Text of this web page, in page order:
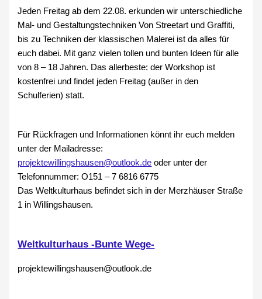
Jeden Freitag ab dem 22.08. erkunden wir unterschiedliche
Mal- und Gestaltungstechniken Von Streetart und Graffiti,
bis zu Techniken der klassischen Malerei ist da alles für
euch dabei. Mit ganz vielen tollen und bunten Ideen für alle
von 8 – 18 Jahren. Das allerbeste: der Workshop ist
kostenfrei und findet jeden Freitag (außer in den
Schulferien) statt.
Für Rückfragen und Informationen könnt ihr euch melden
unter der Mailadresse:
projektewillingshausen@outlook.de oder unter der
Telefonnummer: O151 – 7 6816 6775
Das Weltkulturhaus befindet sich in der Merzhäuser Straße
1 in Willingshausen.
Weltkulturhaus -Bunte Wege-
projektewillingshausen@outlook.de